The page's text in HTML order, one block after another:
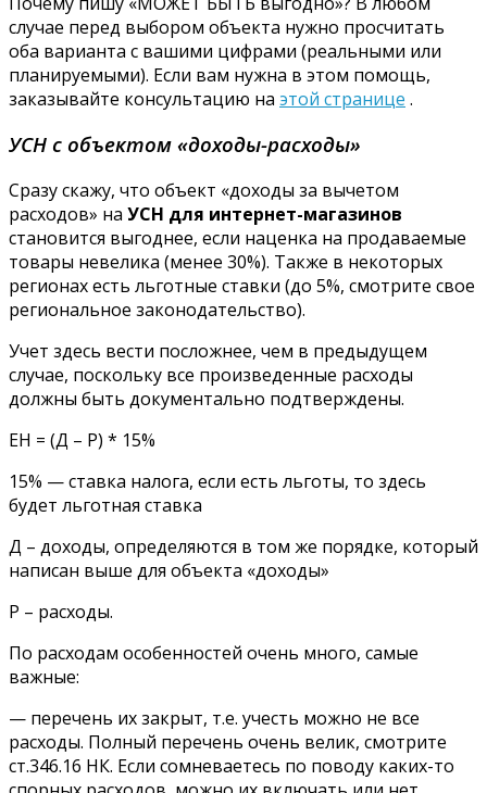
случае перед выбором объекта нужно просчитать
оба варианта с вашими цифрами (реальными или
планируемыми). Если вам нужна в этом помощь,
заказывайте консультацию на этой странице .
УСН с объектом «доходы-расходы»
Сразу скажу, что объект «доходы за вычетом
расходов» на УСН для интернет-магазинов
становится выгоднее, если наценка на продаваемые
товары невелика (менее 30%). Также в некоторых
регионах есть льготные ставки (до 5%, смотрите свое
региональное законодательство).
Учет здесь вести посложнее, чем в предыдущем
случае, поскольку все произведенные расходы
должны быть документально подтверждены.
ЕН = (Д – Р) * 15%
15% — ставка налога, если есть льготы, то здесь
будет льготная ставка
Д – доходы, определяются в том же порядке, который
написан выше для объекта «доходы»
Р – расходы.
По расходам особенностей очень много, самые
важные:
— перечень их закрыт, т.е. учесть можно не все
расходы. Полный перечень очень велик, смотрите
ст.346.16 НК. Если сомневаетесь по поводу каких-то